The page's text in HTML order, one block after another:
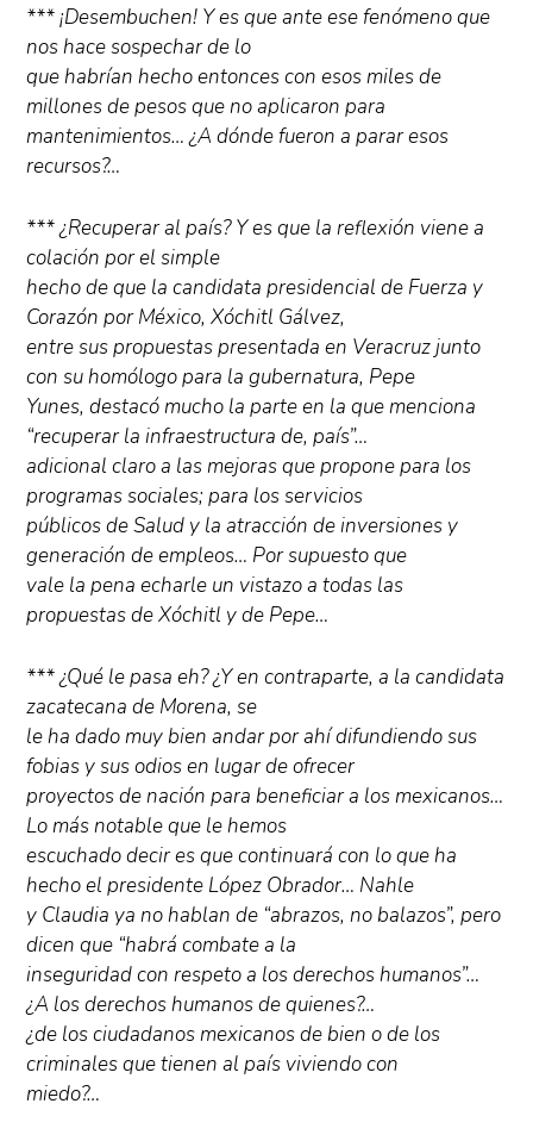
*** ¡Desembuchen! Y es que ante ese fenómeno que
nos hace sospechar de lo
que habrían hecho entonces con esos miles de
millones de pesos que no aplicaron para
mantenimientos… ¿A dónde fueron a parar esos
recursos?…
*** ¿Recuperar al país? Y es que la reflexión viene a
colación por el simple
hecho de que la candidata presidencial de Fuerza y
Corazón por México, Xóchitl Gálvez,
entre sus propuestas presentada en Veracruz junto
con su homólogo para la gubernatura, Pepe
Yunes, destacó mucho la parte en la que menciona
“recuperar la infraestructura de, país”…
adicional claro a las mejoras que propone para los
programas sociales; para los servicios
públicos de Salud y la atracción de inversiones y
generación de empleos… Por supuesto que
vale la pena echarle un vistazo a todas las
propuestas de Xóchitl y de Pepe…
*** ¿Qué le pasa eh? ¿Y en contraparte, a la candidata
zacatecana de Morena, se
le ha dado muy bien andar por ahí difundiendo sus
fobias y sus odios en lugar de ofrecer
proyectos de nación para beneficiar a los mexicanos…
Lo más notable que le hemos
escuchado decir es que continuará con lo que ha
hecho el presidente López Obrador… Nahle
y Claudia ya no hablan de “abrazos, no balazos”, pero
dicen que “habrá combate a la
inseguridad con respeto a los derechos humanos”…
¿A los derechos humanos de quienes?…
¿de los ciudadanos mexicanos de bien o de los
criminales que tienen al país viviendo con
miedo?…